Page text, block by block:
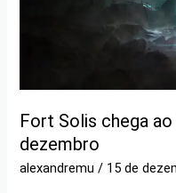
Fort Solis chega
dezembro
alexandremu/ 15 de